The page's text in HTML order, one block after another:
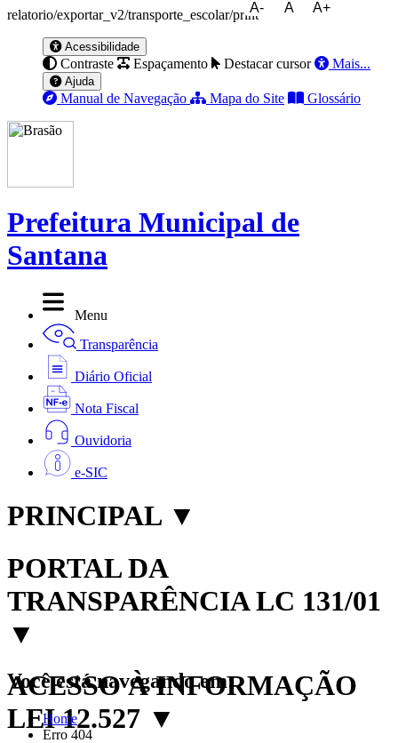
relatorio/exportar_v2/transporte_escolar/printA- A A+
Acessibilidade
Contraste Espaçamento Destacar cursor Mais...
Ajuda
Manual de Navegação Mapa do Site Glossário
Prefeitura Municipal de
Santana
Menu
Transparência
Diário Oficial
Nota Fiscal
Ouvidoria
e-SIC
PRINCIPAL ▼
PORTAL DA
TRANSPARÊNCIA LC 131/01
▼
ACESSO À INFORMAÇÃO
LEI 12.527 ▼
Você está navegando em:
Home
Erro 404